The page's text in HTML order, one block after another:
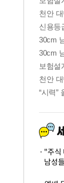
"주식
남성